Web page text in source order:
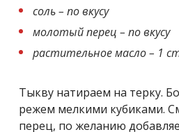
соль – по вкусу
молотый перец – по вкусу
растительное масло – 1
Тыкву натираем на терку.
режем мелкими кубиками.
перец, по желанию